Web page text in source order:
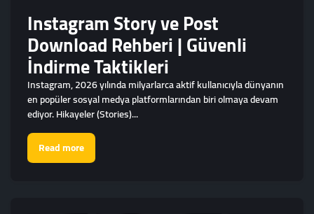
Instagram Story ve Post
Download Rehberi | Güvenli
İndirme Taktikleri
Instagram, 2026 yılında milyarlarca aktif kullanıcıyla dünyanın
en popüler sosyal medya platformlarından biri olmaya devam
ediyor. Hikayeler (Stories)...
Read more